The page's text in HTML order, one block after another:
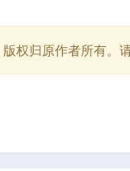
权归原作者所有。